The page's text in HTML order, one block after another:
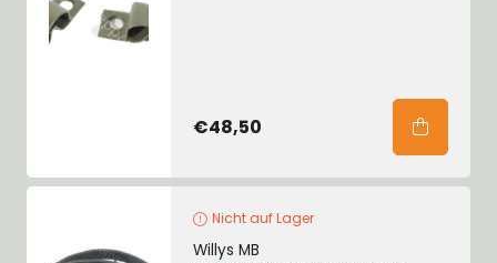
€48,50
Nicht auf Lager
Willys MB